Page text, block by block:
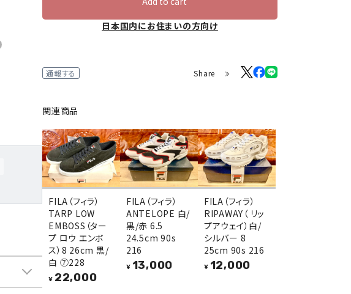
日本国内にお住まいの方向け
通報する Share
関連商品
FILA（フィラ）
TARP LOW
EMBOSS（ター
プ ロウ エンボ
ス）8 26cm 黒/
白 ⑦228
¥ 22,000
FILA（フィラ）
ANTELOPE 白/
黒/赤 6.5
24.5cm 90s
216
¥ 13,000
FILA（フィラ）
RIPAWAY（ リッ
プアウェイ）白/
シルバー 8
25cm 90s 216
¥ 12,000